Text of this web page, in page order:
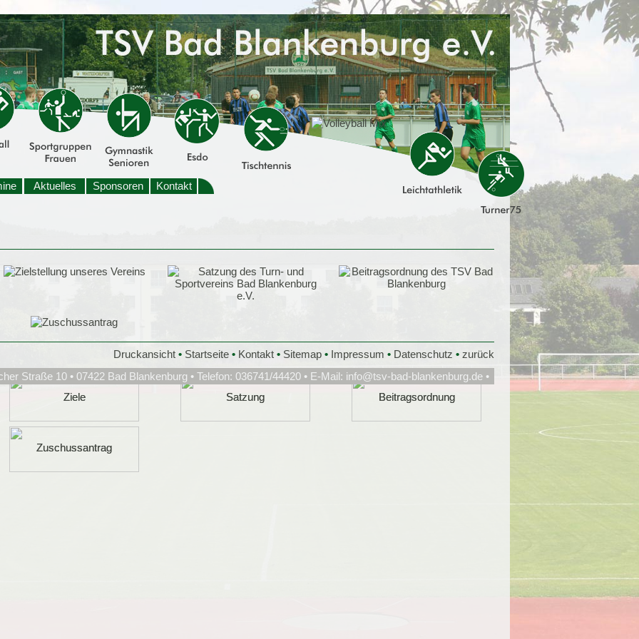
Aktuelles Sponsoren Kontakt
Ziele
Ziele Satzung
Satzung Beitragsordnung
Beitragsordnung
Zuschussantrag
Zuschussantrag
Druckansicht • Startseite • Kontakt • Sitemap • Impressum • Datenschutz • zurück
Straße 10 • 07422 Bad Blankenburg • Telefon: 036741/44420 • E-Mail: info@tsv-bad-blankenburg.de•